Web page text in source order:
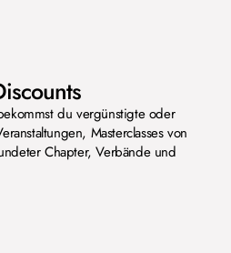
du vergünstigte oder
Masterclasses von
Chapter, Verbände und